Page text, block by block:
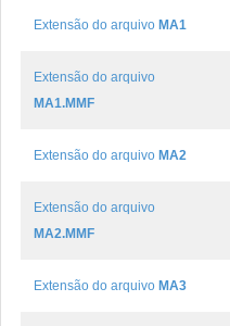
Extensão do arquivo MA1
Extensão do arquivo
MA1.MMF
Extensão do arquivo MA2
Extensão do arquivo
MA2.MMF
Extensão do arquivo MA3